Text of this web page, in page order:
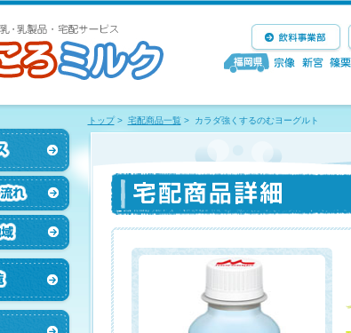
トップ> 宅配商品一覧 > カラダ強くするのむヨーグルト